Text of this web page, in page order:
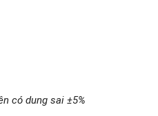
có dung sai ±5%